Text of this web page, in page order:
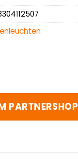
PARTNERSHOP